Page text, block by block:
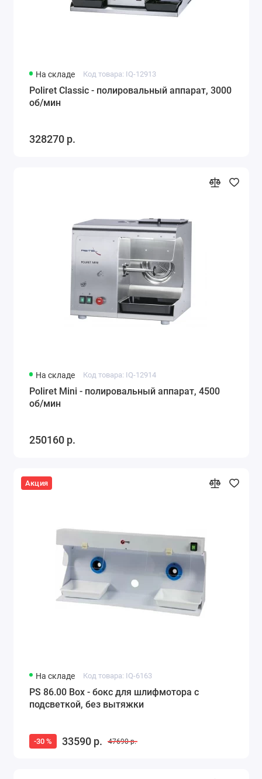
Микромоторы зуботехнические
Вытяжные устройства
Шлифмоторы и электрополировка
На складе Код товара: IQ-12913
Poliret Classic - полировальный аппарат, 3000
об/мин
328270 р.
На складе Код товара: IQ-12914
Poliret Mini - полировальный аппарат, 4500
об/мин
250160 р.
Акция
На складе Код товара: IQ-6163
PS 86.00 Box - бокс для шлифмотора с
подсветкой, без вытяжки
-30 % 33590 р. 47690 р.